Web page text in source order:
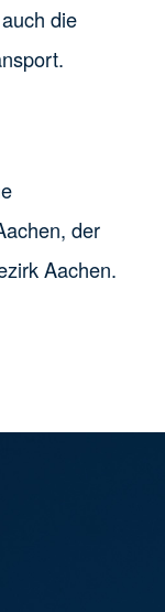
die
der
Aachen.